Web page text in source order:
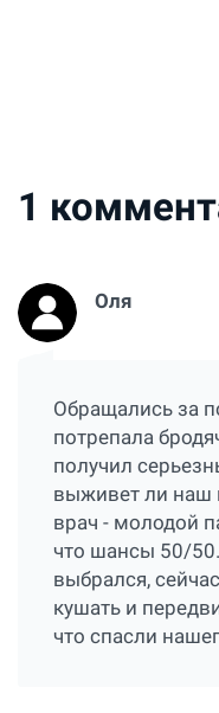
1
Оля
Обращались за
потрепала
получил
выживет ли наш
врач - молодой
что шансы 50/
выбрался,
кушать и
что спасли